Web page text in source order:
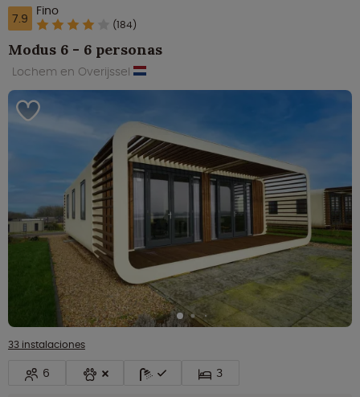
7.9 Fino
(184)
Modus 6 - 6 personas
Lochem en Overijssel
33 instalaciones
6 3